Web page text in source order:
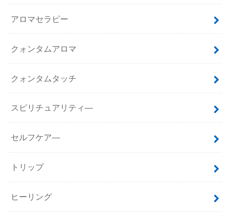
アロマセラピー
クォンタムアロマ
クォンタムタッチ
スピリチュアリティ―
セルフケア―
トリップ
ヒーリング